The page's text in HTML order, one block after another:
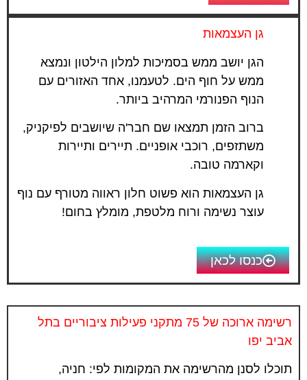
גן העצמאות
הגן יושב ממש בסמיכות למלון הילטון ונמצא
ממש על חוף הים. לטעמנו, אחד האזורים עם
הנוף הפנורמי המרהיב ביותר.
ברוב הזמן תמצאו שם חבר'ה שיושבים לפיקניק,
משתזפים, רוכבי אופניים. תיירים ותיירות
וקארמה טובה.
גן העצמאות הוא פשוט חלון ראווה מטורף עם נוף
עוצר נשימה ורוח מלטפת, מומלץ בחום!
כנסו לכאן
רשימה ארוכה של 75 מתקני פעילות ציבוריים בתל
אביב יפו
תוכלו לסנן מהרשימה את המקומות לפי: חניה,